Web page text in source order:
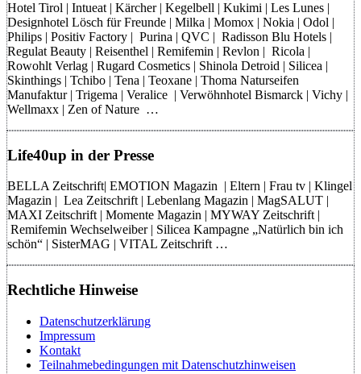
Hotel Tirol | Intueat | Kärcher | Kegelbell | Kukimi | Les Lunes |
Designhotel Lösch für Freunde | Milka | Momox | Nokia | Odol |
Philips | Positiv Factory | Purina | QVC | Radisson Blu Hotels |
Regulat Beauty | Reisenthel | Remifemin | Revlon | Ricola |
Rowohlt Verlag | Rugard Cosmetics | Shinola Detroid | Silicea |
Skinthings | Tchibo | Tena | Teoxane | Thoma Naturseifen
Manufaktur | Trigema | Veralice | Verwöhnhotel Bismarck | Vichy |
Wellmaxx | Zen of Nature …
Life40up in der Presse
BELLA Zeitschrift| EMOTION Magazin | Eltern | Frau tv | Klingel
Magazin | Lea Zeitschrift | Lebenlang Magazin | MagSALUT |
MAXI Zeitschrift | Momente Magazin | MYWAY Zeitschrift |
Remifemin Wechselweiber | Silicea Kampagne „Natürlich bin ich
schön“ | SisterMAG | VITAL Zeitschrift …
Rechtliche Hinweise
Datenschutzerklärung
Impressum
Kontakt
Teilnahmebedingungen mit Datenschutzhinweisen